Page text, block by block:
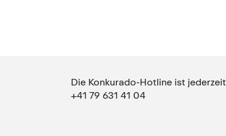
Die Konkurado-Hotline ist
+41 79 631 41 04